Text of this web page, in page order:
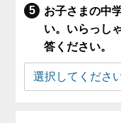
お子さまの中
い。いらっし
答ください。